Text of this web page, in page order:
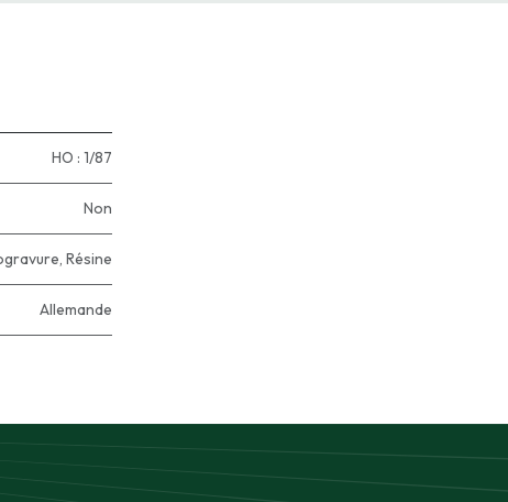
HO : 1/87
Non
, Résine
Allemande